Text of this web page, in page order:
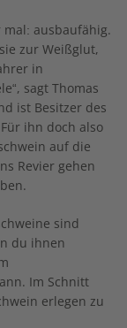
mal: ausbaufähig.
zur Weißglut,
in
sagt Thomas
ist Besitzer des
ihn doch also
auf die
Revier gehen
sind
du ihnen
Im Schnitt
erlegen zu